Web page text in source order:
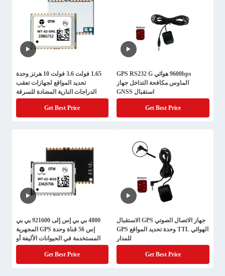
9600bps هوائي GPS RS232 G
الماوس مكافحة التداخل جهاز
استقبال GNSS
Get Best Price
1.65 فولت 3.6 فولت 10 هرتز وحدة
تحديد المواقع لجهازات تعقب
الدراجات النارية المضادة للسرقة
Get Best Price
جهاز الاتصال الصوتي GPS الاستقبال
الهوائي TTL وحدة تحديد المواقع GPS
للمدار
Get Best Price
4800 بي بي إس إلى 921600 بي بي
إس 56 قناة وحدة GPS المجهرية
المستخدمة في الحيوانات الأليفة أو
السيارة
Get Best Price